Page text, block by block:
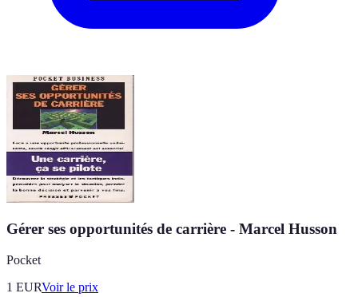
Gérer ses opportunités de carrière - Marcel Husson
Pocket
1 EURVoir le prix